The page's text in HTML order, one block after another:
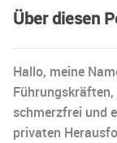
Über diesen
Hallo, meine
schmerzfrei und
privaten